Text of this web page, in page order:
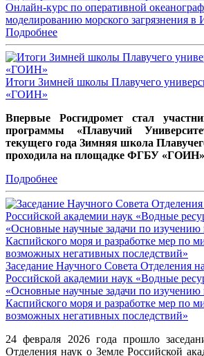
Онлайн-курс по оперативной
моделированию морского загрязнения в
Подробнее
Итоги Зимней школы Плавучего
«ГОИН»
Впервые Росгидромет стал
программы «Плавучий
текущего года Зимняя школа
проходила на площадке ФГБУ «ГОИН»
Подробнее
Заседание Научного Совета Отделения
Российской академии наук «Водные
«Основные научные задачи по изучению
Каспийского моря и разработке мер по
возможных негативных последствий»
24 февраля 2026 года прошло
Отделения наук о Земле Российской